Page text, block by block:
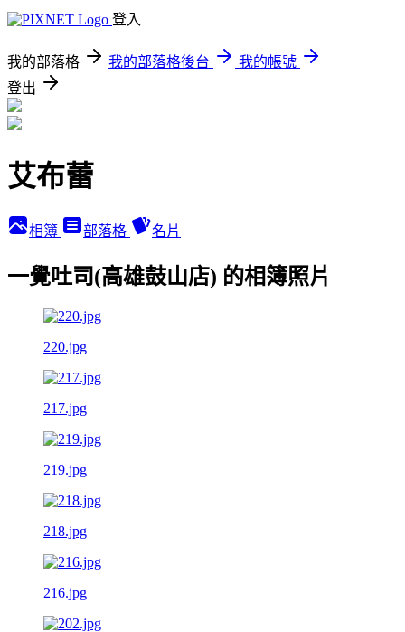
登入
我的部落格 我的部落格後台
我的帳號
登出
艾布蕾
相簿 部落格 名片
一覺吐司(高雄鼓山店) 的相簿照片
220.jpg
217.jpg
219.jpg
218.jpg
216.jpg